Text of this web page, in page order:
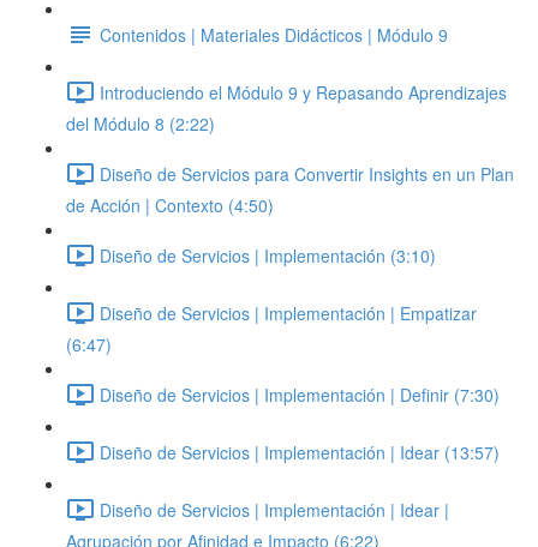
Contenidos | Materiales Didácticos | Módulo 9
Introduciendo el Módulo 9 y Repasando Aprendizajes
del Módulo 8 (2:22)
Diseño de Servicios para Convertir Insights en un Plan
de Acción | Contexto (4:50)
Diseño de Servicios | Implementación (3:10)
Diseño de Servicios | Implementación | Empatizar
(6:47)
Diseño de Servicios | Implementación | Definir (7:30)
Diseño de Servicios | Implementación | Idear (13:57)
Diseño de Servicios | Implementación | Idear |
Agrupación por Afinidad e Impacto (6:22)